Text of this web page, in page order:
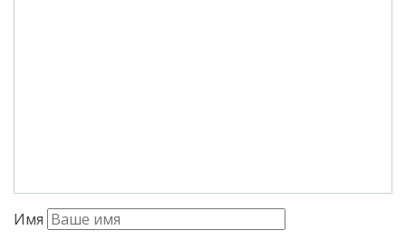
Имя